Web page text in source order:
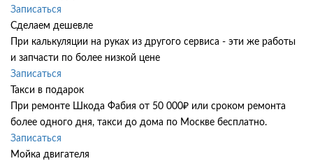
Записаться
Сделаем дешевле
При калькуляции на руках из другого сервиса - эти же работы
и запчасти по более низкой цене
Записаться
Такси в подарок
При ремонте Шкода Фабия от 50 000₽ или сроком ремонта
более одного дня, такси до дома по Москве бесплатно.
Записаться
Мойка двигателя